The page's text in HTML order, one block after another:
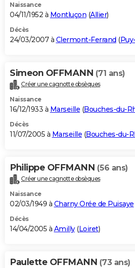
Naissance
04/11/1952 à Montluçon (Allier)
Décès
24/03/2007 à Clermont-Ferrand (
Simeon OFFMANN (71 ans)
Créer une cagnotte obsèques
Naissance
16/12/1933 à Marseille (Bouches-du-
Décès
11/07/2005 à Marseille (Bouches-du-
Philippe OFFMANN (56 ans)
Créer une cagnotte obsèques
Naissance
02/03/1949 à Charny Orée de Puisaye
Décès
14/04/2005 à Amilly(Loiret)
Paulette OFFMANN (73 ans)